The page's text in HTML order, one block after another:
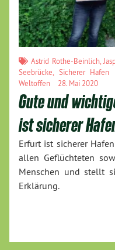
Astrid Rothe-Beinlich,
Seebrücke
Sicherer Hafen
Weltoffen
28. Mai 2020
Gute und
ist sicherer
Erfurt ist sicherer
allen Geflüchteten
Menschen und stellt
Erklärung.